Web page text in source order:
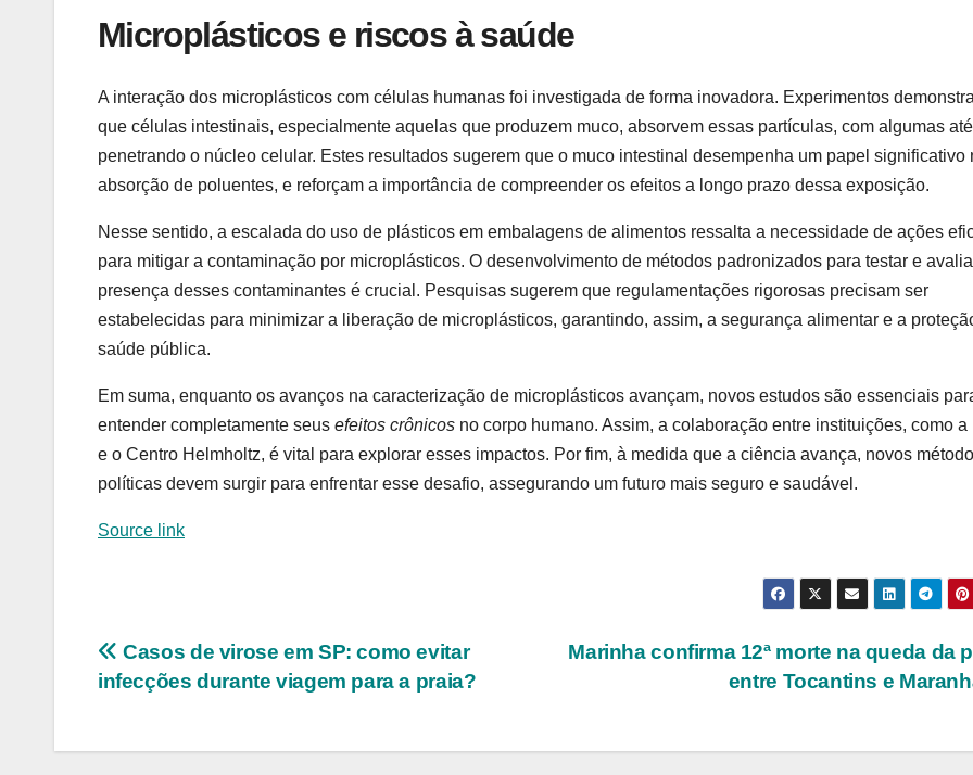
Microplásticos e riscos à saúde
A interação dos microplásticos com células humanas foi investigada de forma inovadora. Experimentos
que células intestinais, especialmente aquelas que produzem muco, absorvem essas partículas, com algumas até
penetrando o núcleo celular. Estes resultados sugerem que o muco intestinal desempenha um papel significativo
absorção de poluentes, e reforçam a importância de compreender os efeitos a longo prazo dessa exposição.
Nesse sentido, a escalada do uso de plásticos em embalagens de alimentos ressalta a necessidade de ações
para mitigar a contaminação por microplásticos. O desenvolvimento de métodos padronizados para testar e
presença desses contaminantes é crucial. Pesquisas sugerem que regulamentações rigorosas precisam ser
estabelecidas para minimizar a liberação de microplásticos, garantindo, assim, a segurança alimentar e a
saúde pública.
Em suma, enquanto os avanços na caracterização de microplásticos avançam, novos estudos são essenciais
entender completamente seus efeitos crônicos no corpo humano. Assim, a colaboração entre instituições, como a
e o Centro Helmholtz, é vital para explorar esses impactos. Por fim, à medida que a ciência avança, novos
políticas devem surgir para enfrentar esse desafio, assegurando um futuro mais seguro e saudável.
Source link
Navegação
Post
Marinha confirma 12ª morte na queda da
entre Tocantins e
Casos de virose em SP: como evitar
infecções durante viagem para a praia?